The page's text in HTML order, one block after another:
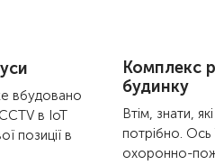
вбудовано
в IoT
позиції в
Комплекс
будинку
Втім, знати,
потрібно. Ось
охоронно-